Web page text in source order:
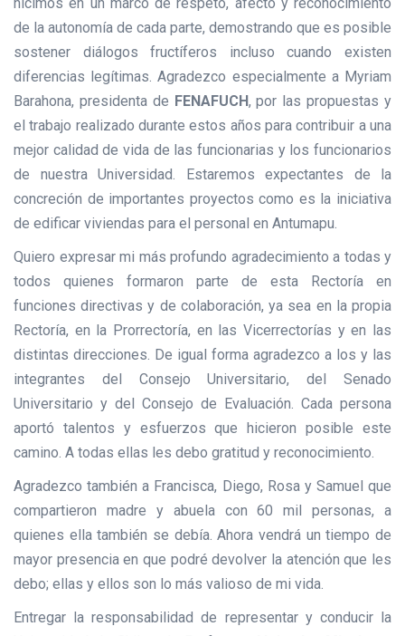
de la autonomía de cada parte, demostrando que es posible
sostener diálogos fructíferos incluso cuando existen
diferencias legítimas. Agradezco especialmente a Myriam
Barahona, presidenta de FENAFUCH, por las propuestas y
el trabajo realizado durante estos años para contribuir a una
mejor calidad de vida de las funcionarias y los funcionarios
de nuestra Universidad. Estaremos expectantes de la
concreción de importantes proyectos como es la iniciativa
de edificar viviendas para el personal en Antumapu.
Quiero expresar mi más profundo agradecimiento a todas y
todos quienes formaron parte de esta Rectoría en
funciones directivas y de colaboración, ya sea en la propia
Rectoría, en la Prorrectoría, en las Vicerrectorías y en las
distintas direcciones. De igual forma agradezco a los y las
integrantes del Consejo Universitario, del Senado
Universitario y del Consejo de Evaluación. Cada persona
aportó talentos y esfuerzos que hicieron posible este
camino. A todas ellas les debo gratitud y reconocimiento.
Agradezco también a Francisca, Diego, Rosa y Samuel que
compartieron madre y abuela con 60 mil personas, a
quienes ella también se debía. Ahora vendrá un tiempo de
mayor presencia en que podré devolver la atención que les
debo; ellas y ellos son lo más valioso de mi vida.
Entregar la responsabilidad de representar y conducir la